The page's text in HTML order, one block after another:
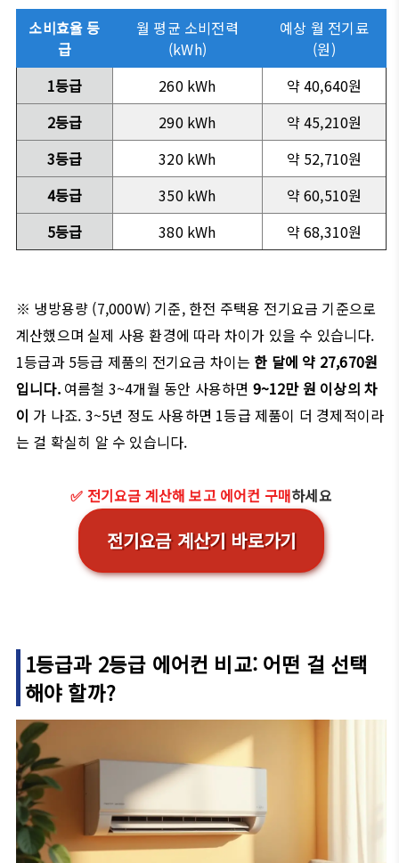
소비효율 등
급
월 평균 소비전력
(kWh)
예상 월 전기료
(원)
1등급
260 kWh
약 40,640원
2등급
290 kWh
약 45,210원
3등급
320 kWh
약 52,710원
4등급
350 kWh
약 60,510원
5등급
380 kWh 약 68,310원
※ 냉방용량 (7,000W) 기준, 한전 주택용 전기요금 기준으로
계산했으며 실제 사용 환경에 따라 차이가 있을 수 있습니다.
1등급과 5등급 제품의 전기요금 차이는 한 달에 약 27,670원
입니다.여름철 3~4개월 동안 사용하면 9~12만 원 이상의 차
이 가 나죠. 3~5년 정도 사용하면 1등급 제품이 더 경제적이라
는 걸 확실히 알 수 있습니다.
✅ 전기요금 계산해 보고 에어컨 구매하세요
전기요금 계산기 바로가기
1등급과 2등급 에어컨 비교: 어떤 걸 선택
해야 할까?